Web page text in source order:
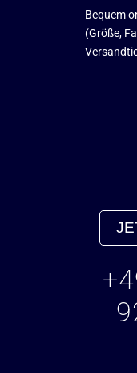
Bequem
(Größe,